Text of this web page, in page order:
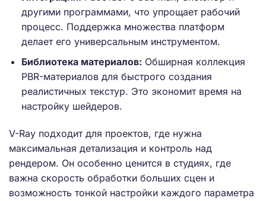
другими программами, что упрощает рабочий
процесс. Поддержка множества платформ
делает его универсальным инструментом.
Библиотека материалов: Обширная коллекция
PBR-материалов для быстрого создания
реалистичных текстур. Это экономит время на
настройку шейдеров.
V-Ray подходит для проектов, где нужна
максимальная детализация и контроль над
рендером. Он особенно ценится в студиях, где
важна скорость обработки больших сцен и
возможность тонкой настройки каждого параметра